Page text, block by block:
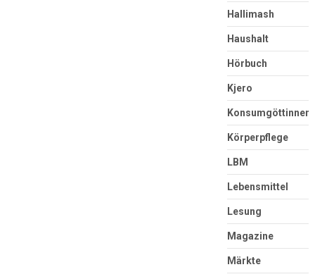
Hallimash
Haushalt
Hörbuch
Kjero
Konsumgöttinnen
Körperpflege
LBM
Lebensmittel
Lesung
Magazine
Märkte